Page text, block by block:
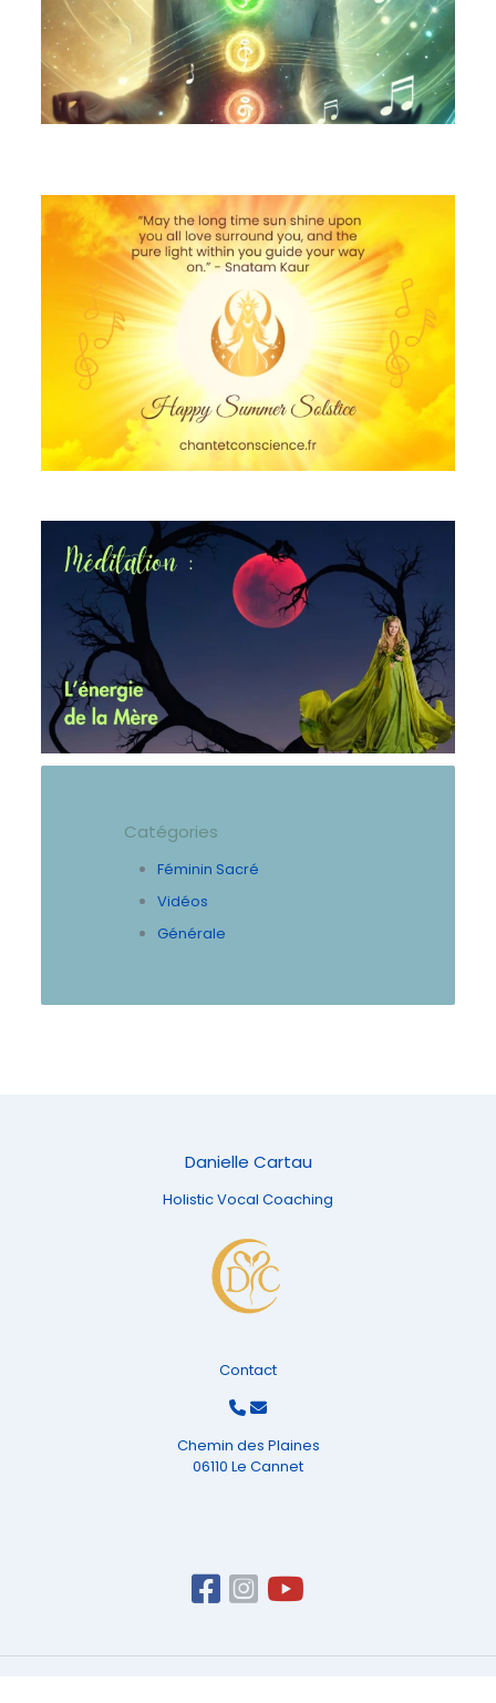
Catégories
Féminin Sacré
Vidéos
Générale
Danielle Cartau
Holistic Vocal Coaching
Contact
Chemin des Plaines
06110 Le Cannet